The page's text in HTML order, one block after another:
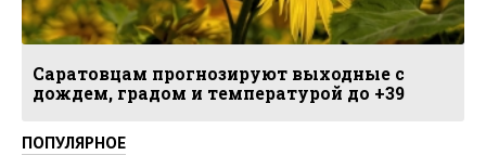
Саратовцам прогнозируют выходные с
дождем, градом и температурой до +39
ПОПУЛЯРНОЕ